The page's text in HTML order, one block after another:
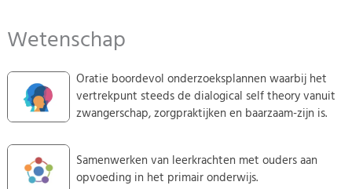
Wetenschap
Oratie boordevol onderzoeksplannen waarbij het
vertrekpunt steeds de dialogical self theory vanuit
zwangerschap, zorgpraktijken en baarzaam-zijn is.
Samenwerken van leerkrachten met ouders aan
opvoeding in het primair onderwijs.